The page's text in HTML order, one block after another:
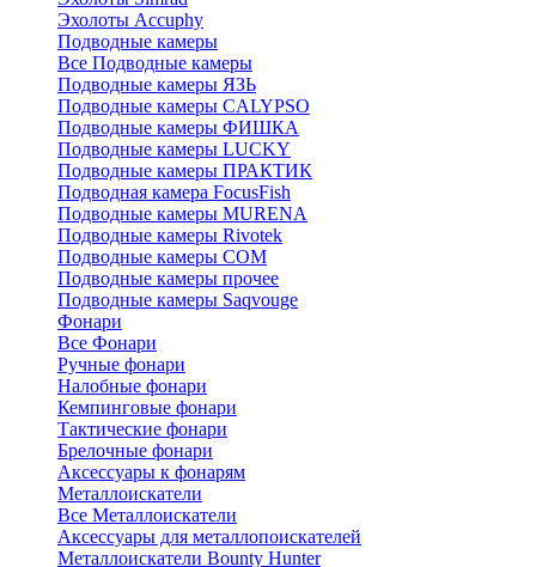
Эхолоты Accuphy
Подводные камеры
Все Подводные камеры
Подводные камеры ЯЗЬ
Подводные камеры CALYPSO
Подводные камеры ФИШКА
Подводные камеры LUCKY
Подводные камеры ПРАКТИК
Подводная камера FocusFish
Подводные камеры MURENA
Подводные камеры Rivotek
Подводные камеры СОМ
Подводные камеры прочее
Подводные камеры Saqvouge
Фонари
Все Фонари
Ручные фонари
Налобные фонари
Кемпинговые фонари
Тактические фонари
Брелочные фонари
Аксессуары к фонарям
Металлоискатели
Все Металлоискатели
Аксессуары для металлопоискателей
Металлоискатели Bounty Hunter